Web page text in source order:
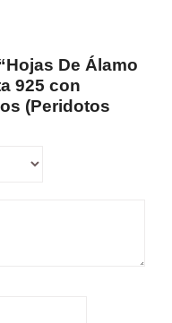
De Álamo
925 con
(Peridotos